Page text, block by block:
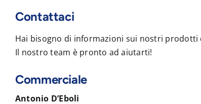
Contattaci
Hai bisogno di informazioni sui nostri prodotti
Il nostro team è pronto ad aiutarti!
Commerciale
Antonio D’Eboli